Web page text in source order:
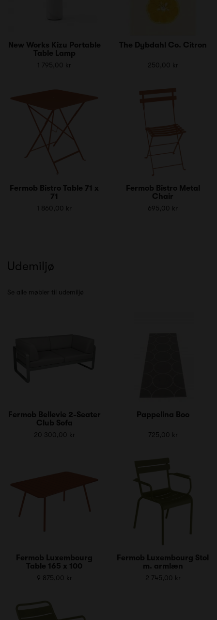
New Works Kizu Portable
Table Lamp
1 795,00 kr
The Dybdahl Co. Citron
250,00 kr
Fermob Bistro Table 71 x
71
1 860,00 kr
Fermob Bistro Metal
Chair
695,00 kr
Udemiljø
Se alle møbler til udemiljø
Fermob Bellevie 2-Seater
Club Sofa
20 300,00 kr
Pappelina Boo
725,00 kr
Fermob Luxembourg
Table 165 x 100
9 875,00 kr
Fermob Luxembourg Stol
m. armlæn
2 745,00 kr